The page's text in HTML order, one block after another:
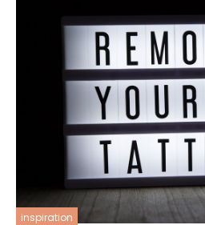
inspiration